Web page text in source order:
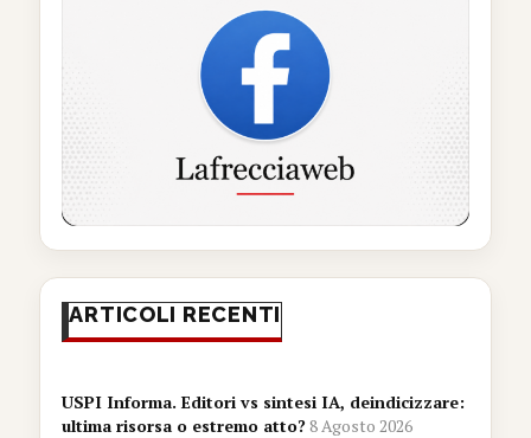
ARTICOLI RECENTI
USPI Informa. Editori vs sintesi IA, deindicizzare:
ultima risorsa o estremo atto?8 Agosto 2026